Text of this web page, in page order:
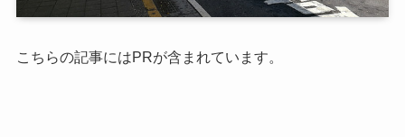
こちらの記事にはPRが含まれています。